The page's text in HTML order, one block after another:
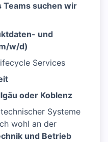
suchen wir
und
w/d)
Services
oder Koblenz
Systeme
wohl an der
und Betrieb